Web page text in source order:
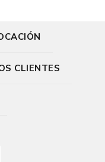
CLIENTES